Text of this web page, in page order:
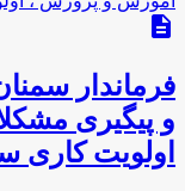
description
فرماندار
و پیگیری
اولویت کاری